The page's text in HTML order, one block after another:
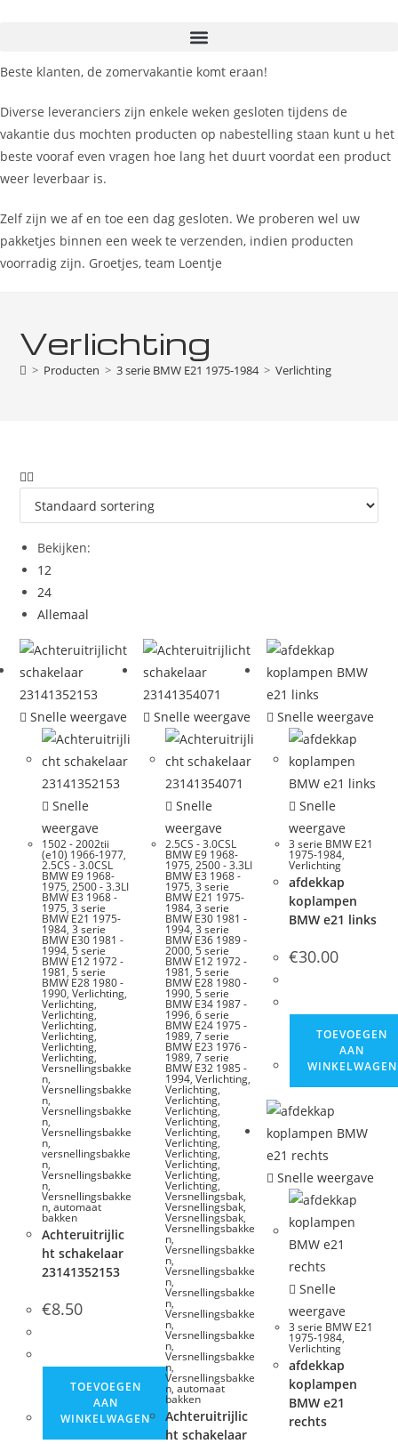
Beste klanten, de zomervakantie komt eraan!
Diverse leveranciers zijn enkele weken gesloten tijdens de
vakantie dus mochten producten op nabestelling staan kunt u het
beste vooraf even vragen hoe lang het duurt voordat een product
weer leverbaar is.
Zelf zijn we af en toe een dag gesloten. We proberen wel uw
pakketjes binnen een week te verzenden, indien producten
voorradig zijn. Groetjes, team Loentje
Verlichting
> Producten > 3 serie BMW E21 1975-1984 > Verlichting
Bekijken:
12
24
Allemaal
Snelle weergave
Snelle
weergave
1502 - 2002tii
(e10) 1966-1977,
2.5CS - 3.0CSL
BMW E9 1968-
1975,2500 - 3.3LI
BMW E3 1968 -
1975,3 serie
BMW E21 1975-
1984,3 serie
BMW E30 1981 -
1994,5 serie
BMW E12 1972 -
1981,5 serie
BMW E28 1980 -
1990,Verlichting,
Verlichting,
Verlichting,
Verlichting,
Verlichting,
Verlichting,
Verlichting,
Versnellingsbakke
n,
Versnellingsbakke
n,
Versnellingsbakke
n,
Versnellingsbakke
n,
versnellingsbakke
n,
Versnellingsbakke
n,
Versnellingsbakke
n, automaat
bakken
Achteruitrijlic
ht schakelaar
23141352153
€8.50
TOEVOEGEN
AAN
WINKELWAGEN
Snelle weergave
Snelle
weergave
2.5CS - 3.0CSL
BMW E9 1968-
1975, 2500 - 3.3LI
BMW E3 1968 -
1975, 3 serie
BMW E21 1975-
1984, 3 serie
BMW E30 1981 -
1994, 3 serie
BMW E36 1989 -
2000, 5 serie
BMW E12 1972 -
1981, 5 serie
BMW E28 1980 -
1990, 5 serie
BMW E34 1987 -
1996, 6 serie
BMW E24 1975 -
1989, 7 serie
BMW E23 1976 -
1989, 7 serie
BMW E32 1985 -
1994, Verlichting,
Verlichting,
Verlichting,
Verlichting,
Verlichting,
Verlichting,
Verlichting,
Verlichting,
Verlichting,
Verlichting,
Verlichting,
Versnellingsbak,
Versnellingsbak,
Versnellingsbak,
Versnellingsbakke
n,
Versnellingsbakke
n,
Versnellingsbakke
n,
Versnellingsbakke
n,
Versnellingsbakke
n,
Versnellingsbakke
n,
Versnellingsbakke
n,
Versnellingsbakke
n, automaat
bakken
Achteruitrijlic
ht schakelaar
Snelle weergave
Snelle
weergave
3 serie BMW E21
1975-1984,
Verlichting
afdekkap
koplampen
BMW e21 links
€30.00
TOEVOEGEN
AAN
WINKELWAGEN
Snelle weergave
Snelle
weergave
3 serie BMW E21
1975-1984,
Verlichting
afdekkap
koplampen
BMW e21
rechts